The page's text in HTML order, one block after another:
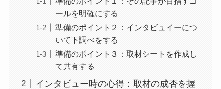
ールを明確にする
準備のポイント２：インタビュイーにつ
いて下調べをする
準備のポイント３：取材シートを作成し
て共有する
インタビュー時の心得：取材の成否を握